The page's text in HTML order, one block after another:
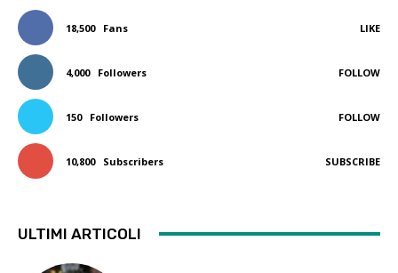
18,500 Fans LIKE
4,000 Followers FOLLOW
150 Followers FOLLOW
10,800 Subscribers SUBSCRIBE
ULTIMI ARTICOLI